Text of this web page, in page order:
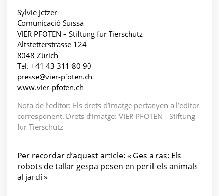
Sylvie Jetzer
Comunicació Suïssa
VIER PFOTEN – Stiftung für Tierschutz
Altstetterstrasse 124
8048 Zürich
Tel. +41 43 311 80 90
presse@vier-pfoten.ch
www.vier-pfoten.ch
Nota de l’editor: Els drets d’imatge pertanyen a l’editor
corresponent. Drets d’imatge: VIER PFOTEN - Stiftung
für Tierschutz
Per recordar d’aquest article: « Ges a ras: Els
robots de tallar gespa posen en perill els animals
al jardí »